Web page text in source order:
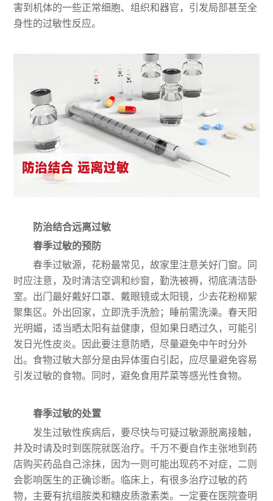
害到机体的一些正常细胞、组织和器官，引发局部甚至全
身性的过敏性反应。
防治结合远离过敏
春季过敏的预防
春季过敏源，花粉最常见，故家里注意关好门窗。同
时应注意，及时清洁空调和纱窗，勤洗被褥，彻底清洁卧
室。出门最好戴好口罩、戴眼镜或太阳镜，少去花粉柳絮
聚集区。外出回家，立即洗手洗脸；睡前需洗澡。春天阳
光明媚，适当晒太阳有益健康，但如果日晒过久，可能引
发日光性皮炎。因此要注意防晒，尽量避免中午时分外
出。食物过敏大部分是由异体蛋白引起，应尽量避免容易
引发过敏的食物。同时，避免食用芹菜等感光性食物。
春季过敏的处置
发生过敏性疾病后，要尽快与可疑过敏源脱离接触，
并及时请及时到医院就医治疗。千万不要自作主张地到药
店购买药品自己涂抹，因为一则可能出现药不对症，二则
会影响医生的正确诊断。临床上，有很多治疗过敏的药
物，主要有抗组胺类和糖皮质激素类。一定要在医院查明